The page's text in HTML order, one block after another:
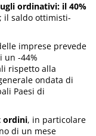
ordinativi: il 40%
; il saldo ottimisti-
imprese prevede
un -44%
rispetto alla
ondata di
Paesi di
ordini, in particolare
di un mese